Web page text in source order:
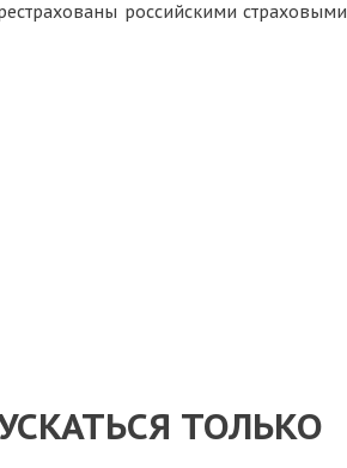
российскими страховыми
ТОЛЬКО